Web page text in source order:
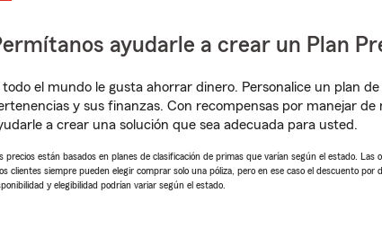
ayudarle a crear un Plan
el mundo le gusta ahorrar dinero. Personalice un plan
y sus finanzas. Con recompensas por manejar
a crear una solución que sea adecuada para usted.
precios están basados en planes de clasificación de primas que varían según el estado.
clientes siempre pueden elegir comprar solo una póliza, pero en ese caso el descuento
y elegibilidad podrían variar según el estado.